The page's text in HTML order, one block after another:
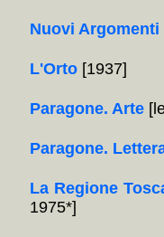
Nuovi Argomenti
L'Orto [1937]
Paragone. Arte
Paragone.
La Regione
1975*]